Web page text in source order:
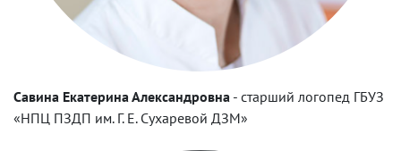
Савина Екатерина Александровна - старший логопед ГБУЗ
«НПЦ ПЗДП им. Г. Е. Сухаревой ДЗМ»